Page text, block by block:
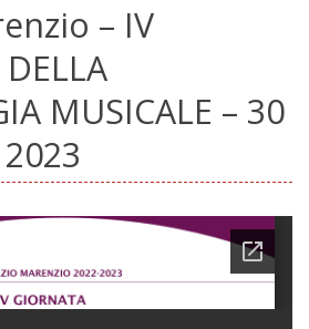
– IV
MUSICALE – 30